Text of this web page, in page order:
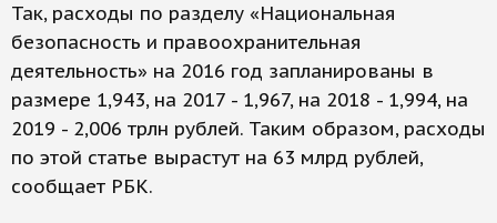
Так, расходы по разделу «Национальная
безопасность и правоохранительная
деятельность» на 2016 год запланированы в
размере 1,943, на 2017 - 1,967, на 2018 - 1,994, на
2019 - 2,006 трлн рублей. Таким образом, расходы
по этой статье вырастут на 63 млрд рублей,
сообщает РБК.